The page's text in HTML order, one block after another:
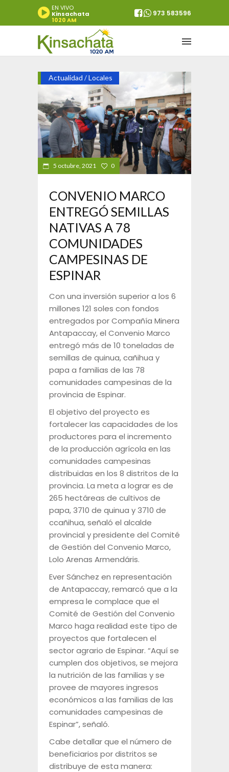
EN VIVO
Kinsachata
1020 AM
973 583596
Actualidad /Locales
5 octubre, 2021 0
CONVENIO MARCO
ENTREGÓ SEMILLAS
NATIVAS A 78
COMUNIDADES
CAMPESINAS DE
ESPINAR
Con una inversión superior a los 6
millones 121 soles con fondos
entregados por Compañía Minera
Antapaccay, el Convenio Marco
entregó más de 10 toneladas de
semillas de quinua, cañihua y
papa a familias de las 78
comunidades campesinas de la
provincia de Espinar.
El objetivo del proyecto es
fortalecer las capacidades de los
productores para el incremento
de la producción agrícola en las
comunidades campesinas
distribuidas en los 8 distritos de la
provincia. La meta a lograr es de
265 hectáreas de cultivos de
papa, 3710 de quinua y 3710 de
ccañihua, señaló el alcalde
provincial y presidente del Comité
de Gestión del Convenio Marco,
Lolo Arenas Armendáris.
Ever Sánchez en representación
de Antapaccay, remarcó que a la
empresa le complace que el
Comité de Gestión del Convenio
Marco haga realidad este tipo de
proyectos que fortalecen el
sector agrario de Espinar. “Aquí se
cumplen dos objetivos, se mejora
la nutrición de las familias y se
provee de mayores ingresos
económicos a las familias de las
comunidades campesinas de
Espinar”, señaló.
Cabe detallar que el número de
beneficiarios por distritos se
distribuye de esta manera: